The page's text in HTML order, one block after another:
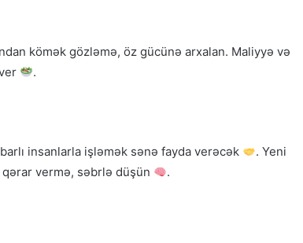
kömək gözləmə, öz gücünə arxalan. Maliyyə və
.
insanlarla işləmək sənə fayda verəcək
. Yeni
vermə, səbrlə düşün .